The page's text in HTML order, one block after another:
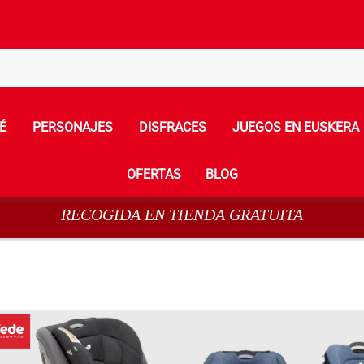
PERSONAJES DISFRACES JUEGOS EN EUSKERA
OFERTAS BLOG
RECOGIDA EN TIENDA GRATUITA